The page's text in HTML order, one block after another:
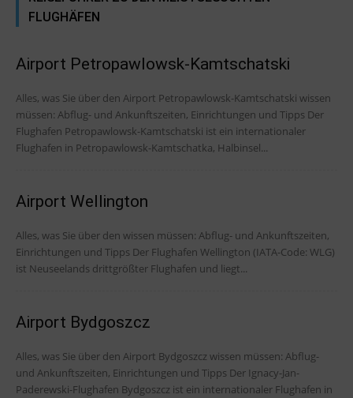
FLUGHÄFEN
Airport Petropawlowsk-Kamtschatski
Alles, was Sie über den Airport Petropawlowsk-Kamtschatski wissen
müssen: Abflug- und Ankunftszeiten, Einrichtungen und Tipps Der
Flughafen Petropawlowsk-Kamtschatski ist ein internationaler
Flughafen in Petropawlowsk-Kamtschatka, Halbinsel...
Airport Wellington
Alles, was Sie über den wissen müssen: Abflug- und Ankunftszeiten,
Einrichtungen und Tipps Der Flughafen Wellington (IATA-Code: WLG)
ist Neuseelands drittgrößter Flughafen und liegt...
Airport Bydgoszcz
Alles, was Sie über den Airport Bydgoszcz wissen müssen: Abflug-
und Ankunftszeiten, Einrichtungen und Tipps Der Ignacy-Jan-
Paderewski-Flughafen Bydgoszcz ist ein internationaler Flughafen in